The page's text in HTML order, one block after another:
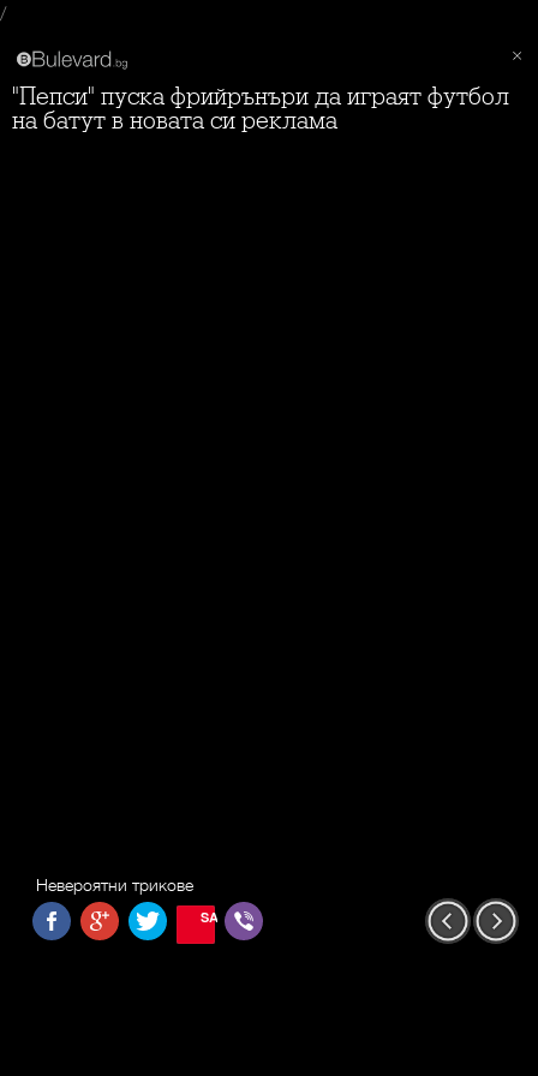
/
"Пепси" пуска фрийрънъри да играят футбол
на батут в новата си реклама
Невероятни трикове
SAVE